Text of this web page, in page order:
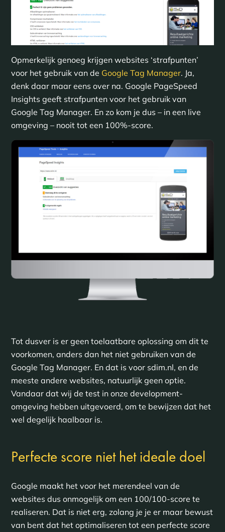
Opmerkelijk genoeg krijgen websites ‘strafpunten’
voor het gebruik van de Google Tag Manager. Ja,
denk daar maar eens over na. Google PageSpeed
Insights geeft strafpunten voor het gebruik van
Google Tag Manager. En zo kom je dus – in een live
omgeving – nooit tot een 100%-score.
Tot dusver is er geen toelaatbare oplossing om dit te
voorkomen, anders dan het niet gebruiken van de
Google Tag Manager. En dat is voor sdim.nl, en de
meeste andere websites, natuurlijk geen optie.
Vandaar dat wij de test in onze development-
omgeving hebben uitgevoerd, om te bewijzen dat het
wel degelijk haalbaar is.
Perfecte score niet het ideale doel
Google maakt het voor het merendeel van de
websites dus onmogelijk om een 100/100-score te
realiseren. Dat is niet erg, zolang je je er maar bewust
van bent dat het optimaliseren tot een perfecte score